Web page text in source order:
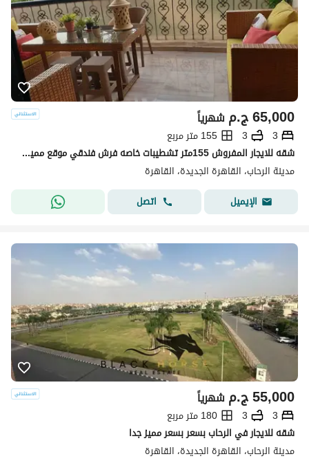
ج.م65,000 شهرياً
3
3
155 متر مربع
شقه للايجار المفروش 155متر تشطيبات خاصه فرش فندقي موقع مميز جدا في مدينه الرحاب التجمع الاول القاهره الجديده_Rehab City, First Settlement, New Cairo.
مدينة الرحاب، القاهرة الجديدة، القاهرة
الإيميل
اتصل
ج.م55,000 شهرياً
3
3
180 متر مربع
شقه للايجار في الرحاب بسعر بسعر مميز جدا
مدينة الرحاب، القاهرة الجديدة، القاهرة